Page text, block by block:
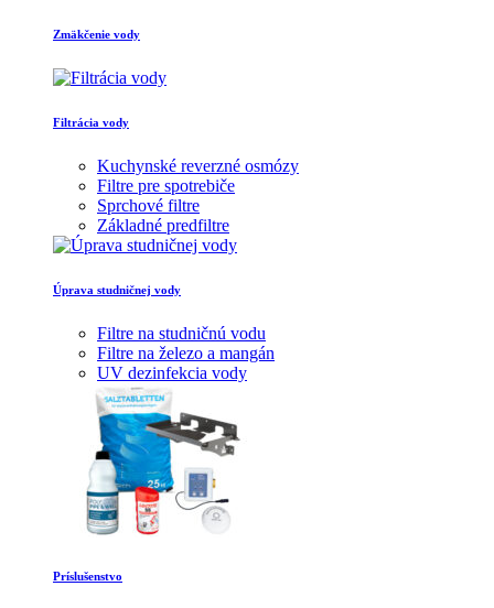
Zmäkčenie vody
Filtrácia vody
Kuchynské reverzné osmózy
Filtre pre spotrebiče
Sprchové filtre
Základné predfiltre
Úprava studničnej vody
Filtre na studničnú vodu
Filtre na železo a mangán
UV dezinfekcia vody
Príslušenstvo